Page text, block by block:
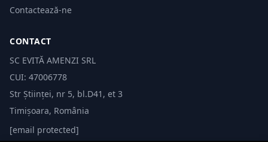
Contactează-ne
CONTACT
SC EVITĂ AMENZI SRL
CUI: 47006778
Str Științei, nr 5, bl.D41, et 3
Timișoara, România
[email protected]